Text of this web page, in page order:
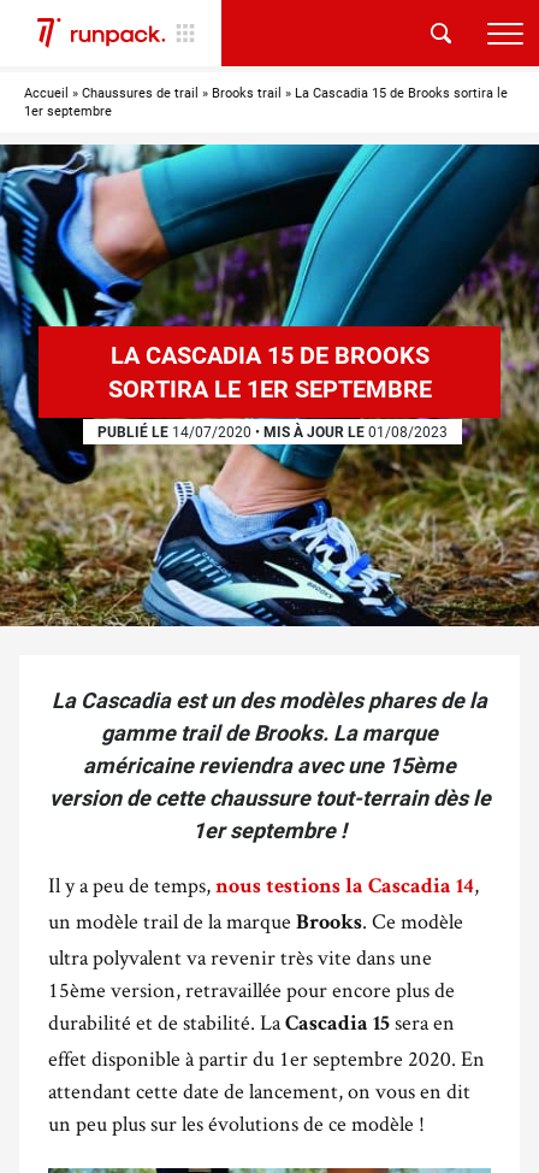
Accueil » Chaussures de trail » Brooks trail » La Cascadia 15 de Brooks sortira le
1er septembre
LA CASCADIA 15 DE BROOKS
SORTIRA LE 1ER SEPTEMBRE
PUBLIÉ LE 14/07/2020 • MIS À JOUR LE 01/08/2023
La Cascadia est un des modèles phares de la
gamme trail de Brooks. La marque
américaine reviendra avec une 15ème
version de cette chaussure tout-terrain dès le
1er septembre !
Il y a peu de temps, nous testions la Cascadia 14,
un modèle trail de la marque Brooks. Ce modèle
ultra polyvalent va revenir très vite dans une
15ème version, retravaillée pour encore plus de
durabilité et de stabilité. LaCascadia 15 sera en
effet disponible à partir du 1er septembre 2020. En
attendant cette date de lancement, on vous en dit
un peu plus sur les évolutions de ce modèle !